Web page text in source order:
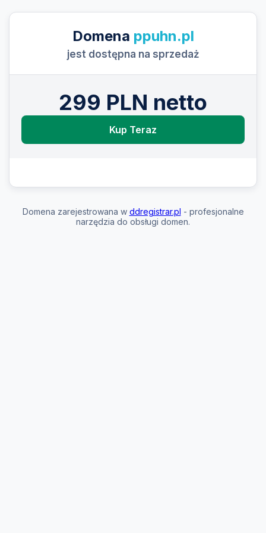
Domena ppuhn.pl
jest dostępna na sprzedaż
299 PLN netto
Kup Teraz
Domena zarejestrowana w ddregistrar.pl - profesjonalne
narzędzia do obsługi domen.